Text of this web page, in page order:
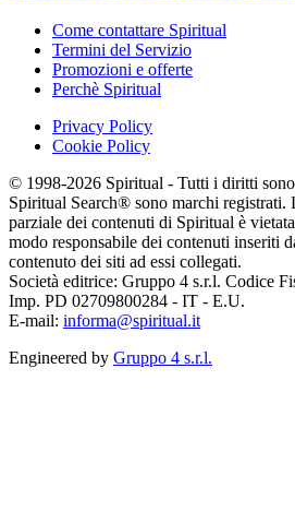
Come contattare Spiritual
Termini del Servizio
Promozioni e offerte
Perchè Spiritual
Privacy Policy
Cookie Policy
© 1998-2026 Spiritual - Tutti i diritti
Spiritual Search® sono marchi registrati.
parziale dei contenuti di Spiritual è
modo responsabile dei contenuti inseriti
contenuto dei siti ad essi collegati.
Società editrice: Gruppo 4 s.r.l. Codice
Imp. PD 02709800284 - IT - E.U.
E-mail: informa@spiritual.it
Engineered by Gruppo 4 s.r.l.